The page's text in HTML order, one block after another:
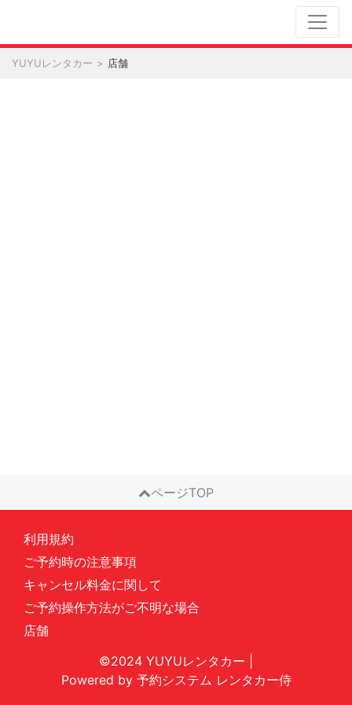
YUYUレンタカー 店舗
ページTOP
利用規約
ご予約時の注意事項
キャンセル料金に関して
ご予約操作方法がご不明な場合
店舗
©2024 YUYUレンタカー
Powered by 予約システム レンタカー侍